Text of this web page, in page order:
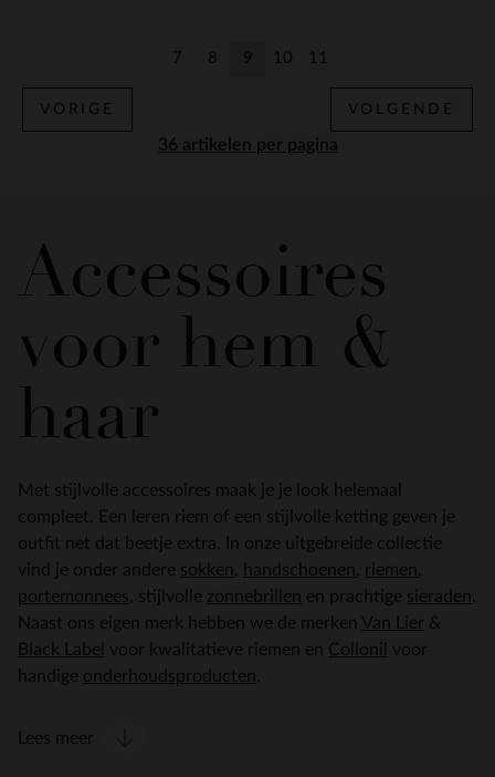
per pagina
VORIGE
7 8 9 10 11
VOLGENDE
Accessoires
voor hem &
haar
Met stijlvolle accessoires maak je je look helemaal
compleet. Een leren riem of een stijlvolle ketting geven je
outfit net dat beetje extra. In onze uitgebreide collectie
vind je onder andere sokken handschoenen riemen
portemonnees , stijlvolle zonnebrillen en prachtige sieraden
Naast ons eigen merk hebben we de merken Van Lier &
Black Label
voor kwalitatieve riemen en Collonil
voor
handige onderhoudsproducten
Lees meer